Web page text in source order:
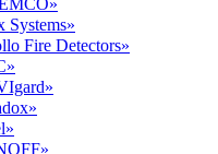
Fire Detectors»